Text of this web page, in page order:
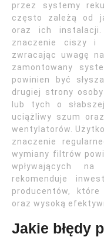
przez systemy
często zależą od
oraz ich instalacji.
znaczenie ciszy i
zwracając uwagę
zamontowany
powinien być
drugiej strony
lub tych o
uciążliwy szum
wentylatorów.
znaczenie
wymiany filtrów
wpływających
rekomenduje
producentów,
oraz wysoką
Jakie błędy